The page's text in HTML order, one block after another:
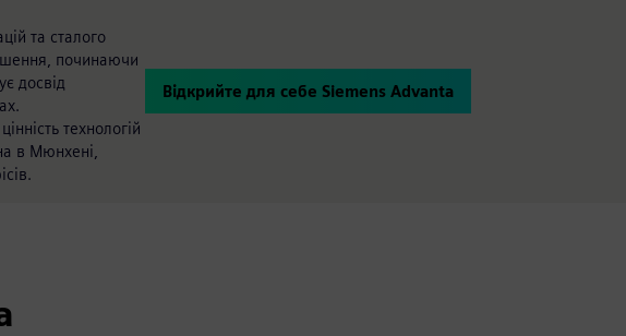
та сталого
починаючи
досвід
технологій
в Мюнхені,
Відкрийте для себе Siemens Advanta